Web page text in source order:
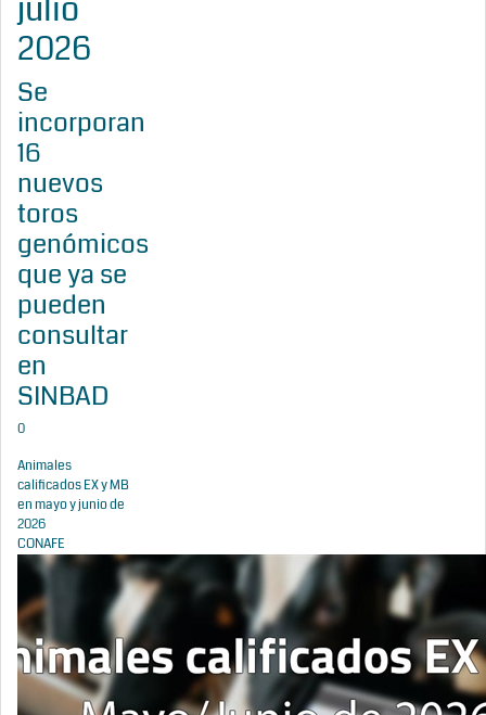
julio
2026
Se
incorporan
16
nuevos
toros
genómicos
que ya se
pueden
consultar
en
SINBAD
0
Animales
calificados EX y MB
en mayo y junio de
2026
CONAFE